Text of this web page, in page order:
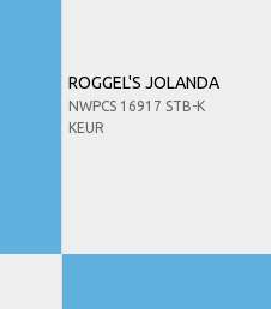
ROGGEL'S JOLANDA
NWPCS 16917 STB-K
KEUR